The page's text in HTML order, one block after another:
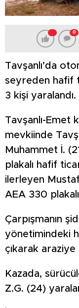
0
Tavşanlı’da
seyreden hafif
3 kişi yaralandı.
Tavşanlı-Emet
mevkiinde
Muhammet İ.
plakalı hafif
ilerleyen
AEA 330
Çarpışmanın
yönetimindeki
çıkarak
Kazada,
Z.G. (24)